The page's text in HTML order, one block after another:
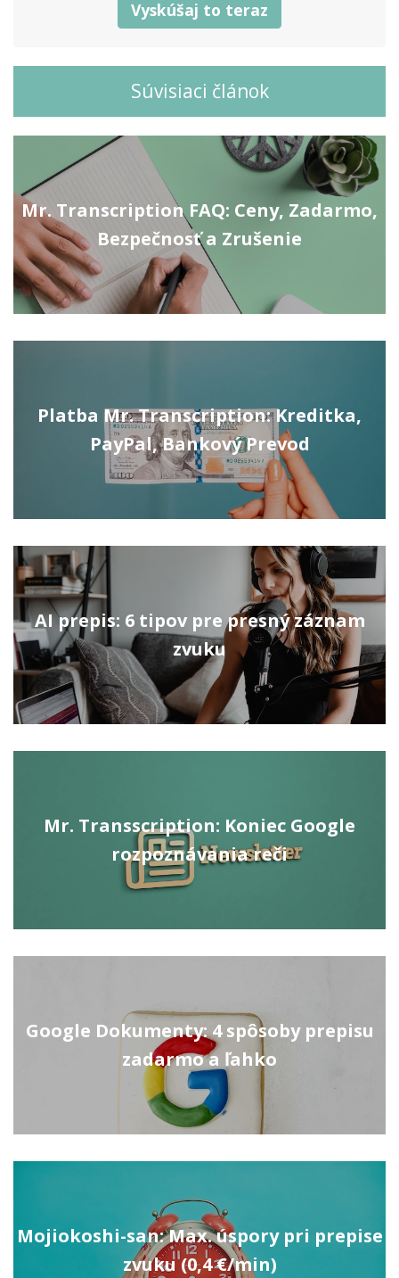
Vyskúšaj to teraz
Súvisiaci článok
Mr. Transcription FAQ: Ceny, Zadarmo,
Bezpečnosť a Zrušenie
Platba Mr. Transcription: Kreditka,
PayPal, Bankový Prevod
AI prepis: 6 tipov pre presný záznam
zvuku
Mr. Transscription: Koniec Google
rozpoznávania reči
Google Dokumenty: 4 spôsoby prepisu
zadarmo a ľahko
Mojiokoshi-san: Max. úspory pri prepise
zvuku (0,4 €/min)